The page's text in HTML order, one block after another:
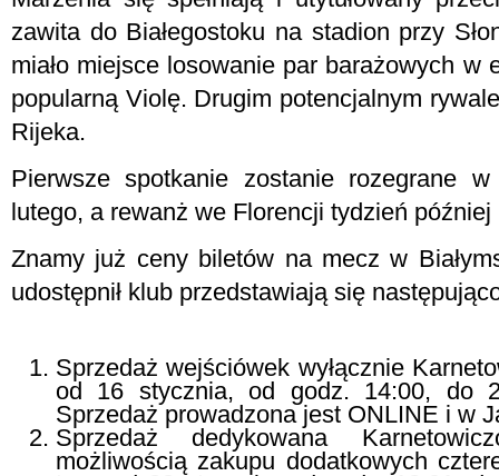
zawita do Białegostoku na stadion przy
miało miejsce losowanie par barażowych w
popularną Violę. Drugim potencjalnym
Rijeka.
Pierwsze spotkanie zostanie rozegrane
lutego, a rewanż we Florencji tydzień później
Znamy już ceny biletów na mecz w
udostępnił klub przedstawiają się
Sprzedaż wejściówek wyłącznie
od 16 stycznia, od godz. 14:00, do
Sprzedaż prowadzona jest ONLINE i w
Sprzedaż dedykowana
możliwością zakupu dodatkowych